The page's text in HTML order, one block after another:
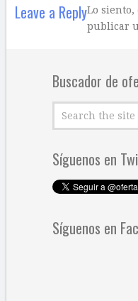
Leave a ReplyLo siento,
publicar
Buscador de
Síguenos en
Síguenos en